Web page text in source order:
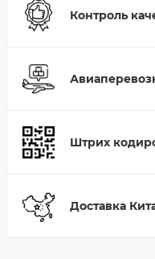
Контроль
Штрих
Доставка